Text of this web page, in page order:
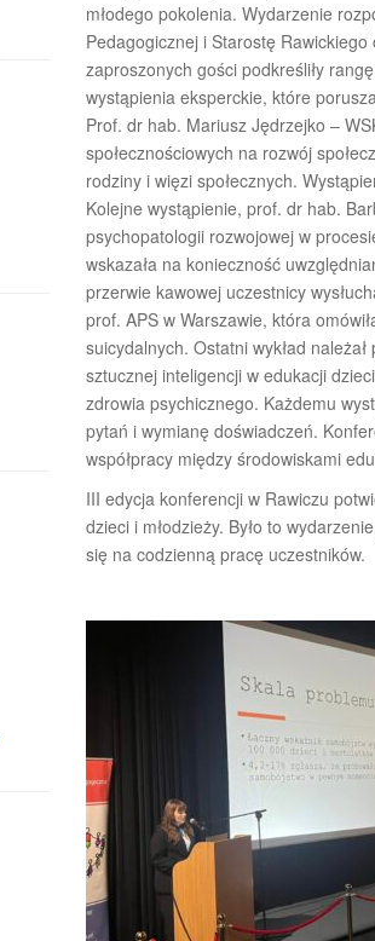
młodego pokolenia. Wydarzenie
Pedagogicznej i Starostę
zaproszonych gości podkreśliły
wystąpienia eksperckie, które
Prof. dr hab. Mariusz Jędrzejko –
społecznościowych na rozwój
rodziny i więzi społecznych.
Kolejne wystąpienie, prof. dr hab.
psychopatologii rozwojowej w
wskazała na konieczność
przerwie kawowej uczestnicy
prof. APS w Warszawie, która
suicydalnych. Ostatni wykład
sztucznej inteligencji w edukacji
zdrowia psychicznego. Każdemu
pytań i wymianę doświadczeń.
współpracy między środowiskami
III edycja konferencji w Rawiczu
dzieci i młodzieży. Było to
się na codzienną pracę uczestników.